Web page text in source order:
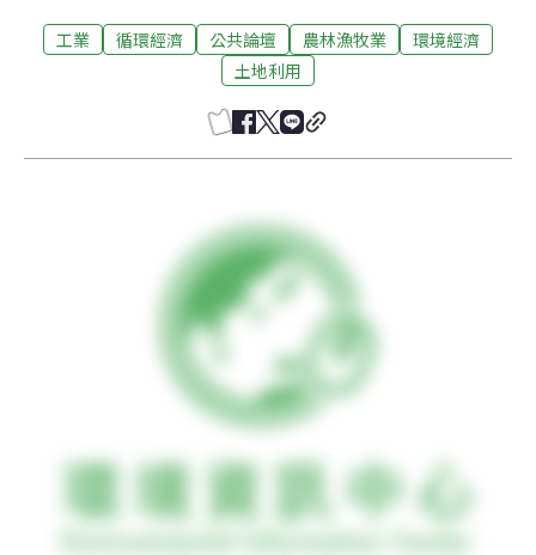
工業 循環經濟 公共論壇 農林漁牧業
環境經濟
土地利用